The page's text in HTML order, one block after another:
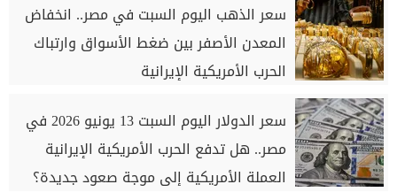
سعر الذهب اليوم السبت في مصر.. انخفاض
المعدن الأصفر بين ضغط الأسواق وارتباك
الحرب الأمريكية الإيرانية
سعر الدولار اليوم السبت 13 يونيو 2026 في
مصر.. هل تدفع الحرب الأمريكية الإيرانية
العملة الأمريكية إلى موجة صعود جديدة؟